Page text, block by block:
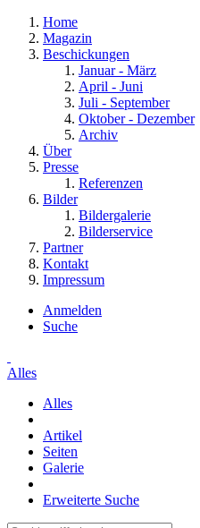
Home
Magazin
Beschickungen
Januar - März
April - Juni
Juli - September
Oktober - Dezember
Archiv
Über
Presse
Referenzen
Bilder
Bildergalerie
Bilderservice
Partner
Kontakt
Impressum
Anmelden
Suche
Alles
Alles
Artikel
Seiten
Galerie
Erweiterte Suche